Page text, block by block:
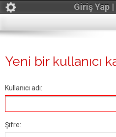
Giriş Yap |
Yeni bir kullanıcı
Kullanıcı adı:
Şifre: